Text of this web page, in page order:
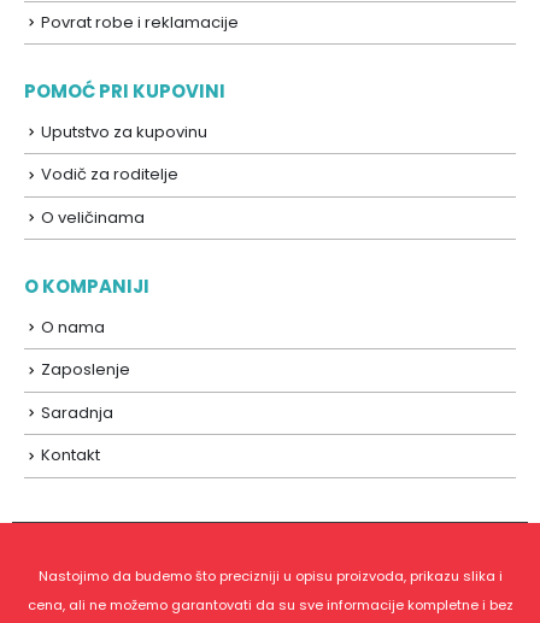
Povrat robe i reklamacije
POMOĆ PRI KUPOVINI
Uputstvo za kupovinu
Vodič za roditelje
O veličinama
O KOMPANIJI
O nama
Zaposlenje
Saradnja
Kontakt
Nastojimo da budemo što precizniji u opisu proizvoda, prikazu slika i
cena, ali ne možemo garantovati da su sve informacije kompletne i bez